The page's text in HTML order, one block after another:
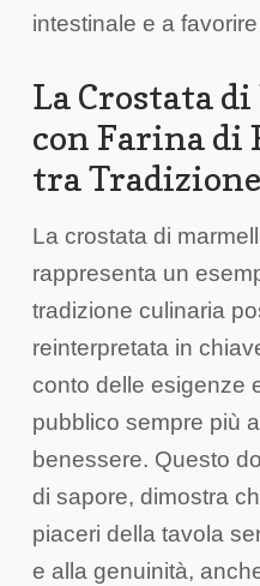
intestinale e a
La Crostata
con Farina di
tra
La crostata di
rappresenta un
tradizione culinaria
reinterpretata in
conto delle esigenze
pubblico sempre più
benessere. Questo
di sapore, dimostra
piaceri della tavola
e alla genuinità,